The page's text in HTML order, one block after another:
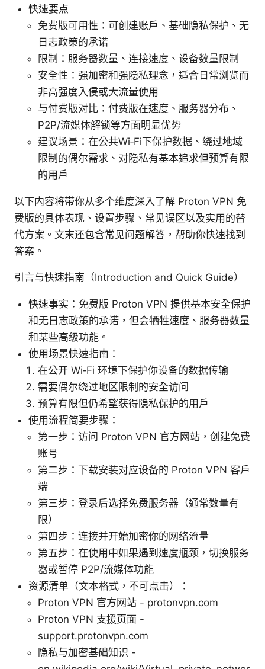
快速要点
免费版可用性：可创建账户、基础隐私保护、无
日志政策的承诺
限制：服务器数量、连接速度、设备数量限制
安全性：强加密和强隐私理念，适合日常浏览而
非高强度入侵或大流量使用
与付费版对比：付费版在速度、服务器分布、
P2P/流媒体解锁等方面明显优势
建议场景：在公共Wi‑Fi下保护数据、绕过地域
限制的偶尔需求、对隐私有基本追求但预算有限
的用户
以下内容将带你从多个维度深入了解 Proton VPN 免
费版的具体表现、设置步骤、常见误区以及实用的替
代方案。文末还包含常见问题解答，帮助你快速找到
答案。
引言与快速指南（Introduction and Quick Guide）
快速事实：免费版 Proton VPN 提供基本安全保护
和无日志政策的承诺，但会牺牲速度、服务器数量
和某些高级功能。
使用场景快速指南：
在公开 Wi‑Fi 环境下保护你设备的数据传输
需要偶尔绕过地区限制的安全访问
预算有限但仍希望获得隐私保护的用户
使用流程简要步骤：
第一步：访问 Proton VPN 官方网站，创建免费
账号
第二步：下载安装对应设备的 Proton VPN 客户
端
第三步：登录后选择免费服务器（通常数量有
限）
第四步：连接并开始加密你的网络流量
第五步：在使用中如果遇到速度瓶颈，切换服务
器或暂停 P2P/流媒体功能
资源清单（文本格式，不可点击）：
Proton VPN 官方网站 - protonvpn.com
Proton VPN 支援页面 -
support.protonvpn.com
隐私与加密基础知识 -